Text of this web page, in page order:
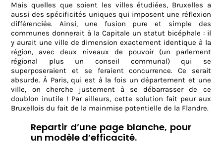
Mais quelles que soient les villes étudiées, Bruxelles a
aussi des spécificités uniques qui imposent une réflexion
différenciée. Ainsi, une fusion pure et simple des
communes donnerait à la Capitale un statut bicéphale : il
y aurait une ville de dimension exactement identique à la
région, avec deux niveaux de pouvoir (un parlement
régional plus un conseil communal) qui se
superposeraient et se feraient concurrence. Ce serait
absurde. À Paris, qui est à la fois un département et une
ville, on cherche justement à se débarrasser de ce
doublon inutile ! Par ailleurs, cette solution fait peur aux
Bruxellois du fait de la mainmise potentielle de la Flandre.
Repartir d’une page blanche, pour
un modèle d’efficacité.